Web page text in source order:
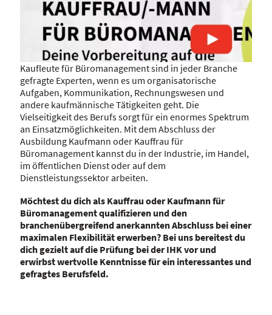
Kaufleute für Büromanagement sind in jeder Branche
gefragte Experten, wenn es um organisatorische
Aufgaben, Kommunikation, Rechnungswesen und
andere kaufmännische Tätigkeiten geht. Die
Vielseitigkeit des Berufs sorgt für ein enormes Spektrum
an Einsatzmöglichkeiten. Mit dem Abschluss der
Ausbildung Kaufmann oder Kauffrau für
Büromanagement kannst du in der Industrie, im Handel,
im öffentlichen Dienst oder auf dem
Dienstleistungssektor arbeiten.
Möchtest du dich als Kauffrau oder Kaufmann für
Büromanagement qualifizieren und den
branchenübergreifend anerkannten Abschluss bei einer
maximalen Flexibilität erwerben? Bei uns bereitest du
dich gezielt auf die Prüfung bei der IHK vor und
erwirbst wertvolle Kenntnisse für ein interessantes und
gefragtes Berufsfeld.